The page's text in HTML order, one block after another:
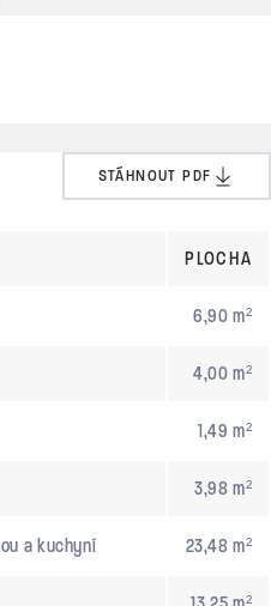
STÁHNOUT PDF
PLOCHA
6,90 m²
4,00 m²
1,49 m²
3,98 m²
a kuchyní 23,48 m²